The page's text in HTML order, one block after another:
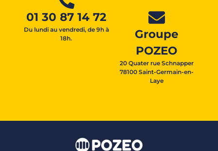
01 30 87 14 72
Du lundi au vendredi, de 9h à
18h.
Groupe
POZEO
20 Quater rue Schnapper
78100 Saint-Germain-en-
Laye